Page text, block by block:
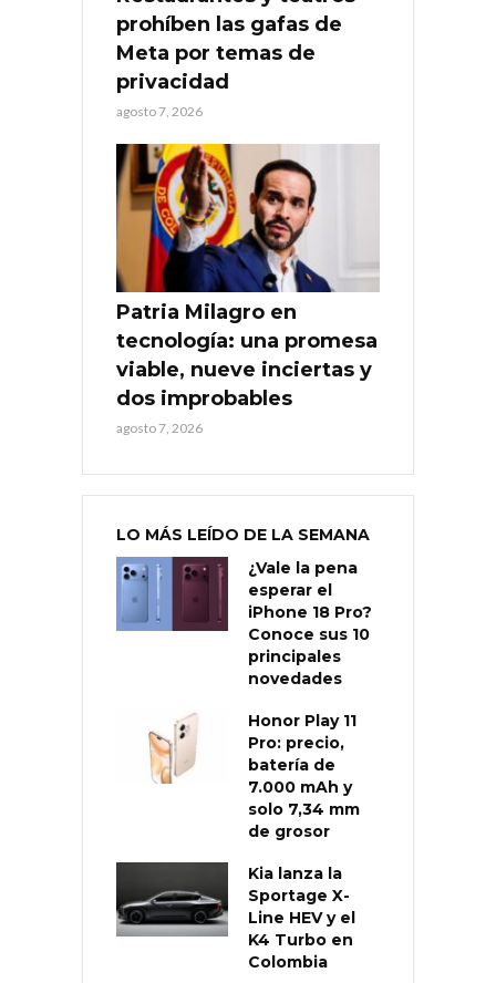
prohíben las gafas de
Meta por temas de
privacidad
agosto 7, 2026
Patria Milagro en
tecnología: una promesa
viable, nueve inciertas y
dos improbables
agosto 7, 2026
LO MÁS LEÍDO DE LA SEMANA
¿Vale la pena
esperar el
iPhone 18 Pro?
Conoce sus 10
principales
novedades
Honor Play 11
Pro: precio,
batería de
7.000 mAh y
solo 7,34 mm
de grosor
Kia lanza la
Sportage X-
Line HEV y el
K4 Turbo en
Colombia